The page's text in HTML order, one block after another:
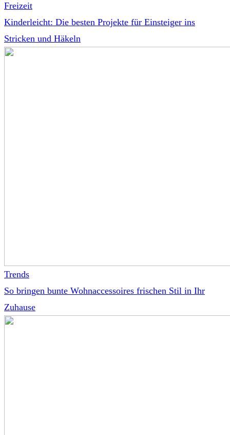
Freizeit
Kinderleicht: Die besten Projekte für Einsteiger ins
Stricken und Häkeln
Trends
So bringen bunte Wohnaccessoires frischen Stil in Ihr
Zuhause